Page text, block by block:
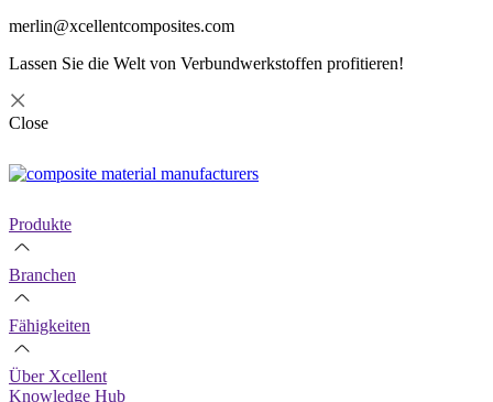
merlin@xcellentcomposites.com
Lassen Sie die Welt von Verbundwerkstoffen profitieren!
Close
Produkte
Branchen
Fähigkeiten
Über Xcellent
Knowledge Hub